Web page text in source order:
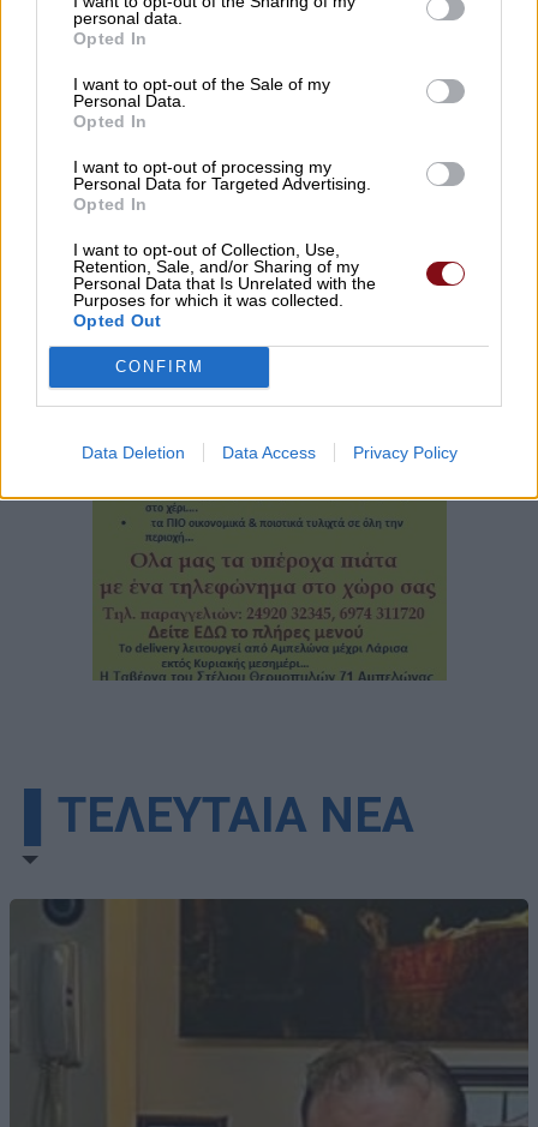
personal data.
Opted In
I want to opt-out of the Sale of my
Personal Data.
Opted In
I want to opt-out of processing my
Personal Data for Targeted Advertising.
Opted In
I want to opt-out of Collection, Use,
Retention, Sale, and/or Sharing of my
Personal Data that Is Unrelated with the
Purposes for which it was collected.
Opted Out
CONFIRM
Data Deletion Data Access Privacy Policy
▌ΤΕΛΕΥΤΑΙΑ ΝΕΑ